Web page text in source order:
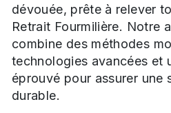
dévouée, prête à relever
Retrait Fourmilière. Notre
combine des méthodes
technologies avancées et
éprouvé pour assurer une
durable.